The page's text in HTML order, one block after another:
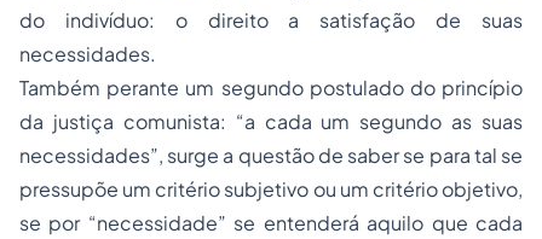
do indivíduo: o direito a satisfação de suas
necessidades.
Também perante um segundo postulado do princípio
da justiça comunista: “a cada um segundo as suas
necessidades”, surge a questão de saber se para tal se
pressupõe um critério subjetivo ou um critério objetivo,
se por “necessidade” se entenderá aquilo que cada